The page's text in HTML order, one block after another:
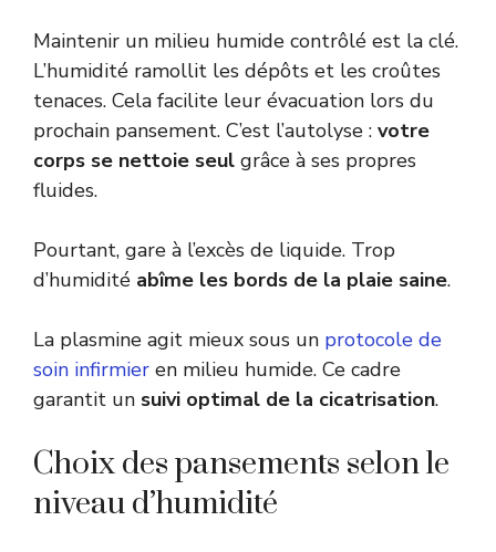
Maintenir un milieu humide contrôlé est la clé.
L’humidité ramollit les dépôts et les croûtes
tenaces. Cela facilite leur évacuation lors du
prochain pansement. C’est l’autolyse : votre
corps se nettoie seul grâce à ses propres
fluides.
Pourtant, gare à l’excès de liquide. Trop
d’humidité abîme les bords de la plaie saine.
La plasmine agit mieux sous un protocole de
soin infirmier en milieu humide. Ce cadre
garantit un suivi optimal de la cicatrisation.
Choix des pansements selon le
niveau d’humidité